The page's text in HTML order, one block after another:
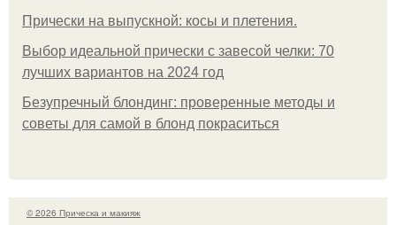
Прически на выпускной: косы и плетения.
Выбор идеальной прически с завесой челки: 70
лучших вариантов на 2024 год
Безупречный блондинг: проверенные методы и
советы для самой в блонд покраситься
© 2026 Прическа и макияж